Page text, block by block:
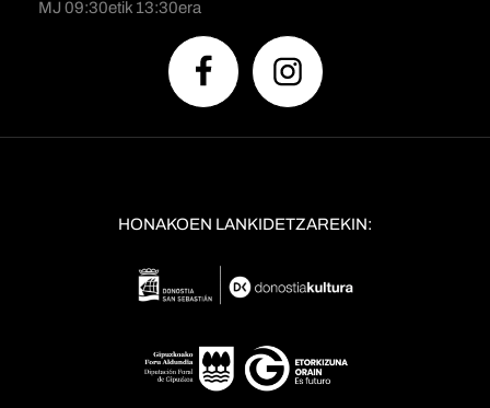
MJ 09:30etik 13:30era
HONAKOEN LANKIDETZAREKIN: